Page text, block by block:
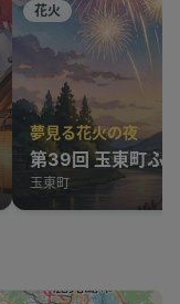
花火
夢見る花火の夜
第39回 玉東町ふ
玉東町